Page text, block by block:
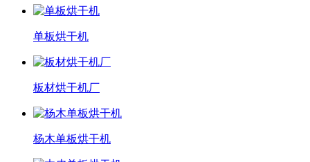
单板烘干机
板材烘干机厂
杨木单板烘干机